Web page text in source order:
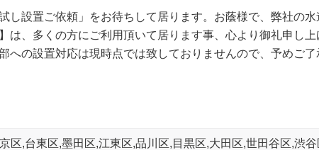
し設置ご依頼」をお待ちして居ります。お蔭様で、弊社の水
は、多くの方にご利用頂いて居ります事、心より御礼申し上
への設置対応は現時点では致しておりませんので、予めご了
区,台東区,墨田区,江東区,品川区,目黒区,大田区,世田谷区,渋谷